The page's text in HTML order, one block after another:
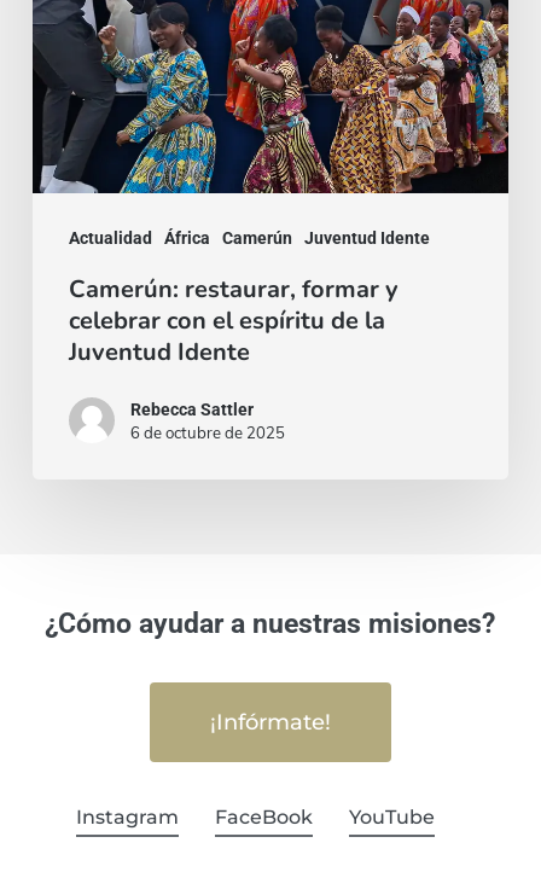
Actualidad África Camerún Juventud Idente
con
el
espíritu
la
Camerún: restaurar, formar y
celebrar con el espíritu de la
Juventud Idente
Rebecca Sattler
6 de octubre de 2025
¿Cómo ayudar a nuestras misiones?
¡Infórmate!
Instagram FaceBook YouTube